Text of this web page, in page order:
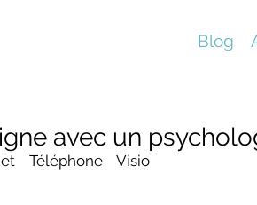
Blog
avec un
Téléphone Visio